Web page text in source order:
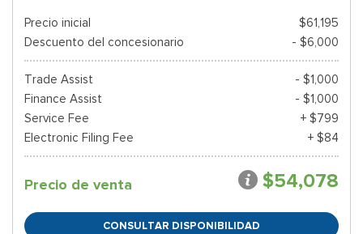
Precio inicial
$61,195
Descuento del concesionario
- $6,000
Trade Assist
- $1,000
Finance Assist
- $1,000
Service Fee
+ $799
Electronic Filing Fee
+ $84
Precio de venta $54,078
CONSULTAR DISPONIBILIDAD